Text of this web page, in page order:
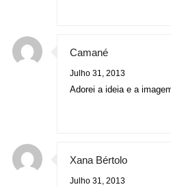
Camané
Julho 31, 2013
Adorei a ideia e a
Xana Bértolo
Julho 31, 2013